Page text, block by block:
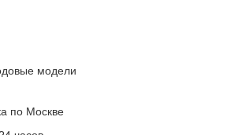
модели
по Москве